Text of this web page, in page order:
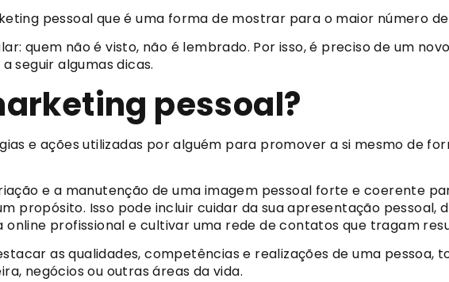
pessoal que é uma forma de mostrar para o maior número
quem não é visto, não é lembrado. Por isso, é preciso de um
seguir algumas dicas.
pessoal?
e ações utilizadas por alguém para promover a si mesmo de
e a manutenção de uma imagem pessoal forte e coerente
propósito. Isso pode incluir cuidar da sua apresentação pessoal,
profissional e cultivar uma rede de contatos que tragam
as qualidades, competências e realizações de uma
negócios ou outras áreas da vida.